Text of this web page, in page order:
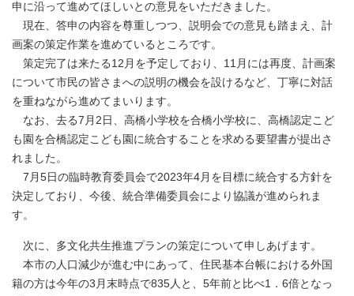
申に沿って進めてほしいとの意見をいただきました。
現在、答申の内容を尊重しつつ、説明会での意見も踏まえ、計
画案の策定作業を進めているところです。
策定完了は来たる12月を予定しており、11月には再度、計画案
について市民の皆さまへの説明の機会を設けるなど、丁寧に対話
を重ねながら進めてまいります。
なお、去る7月2日、高橋小学校を合橋小学校に、高橋認定こど
も園を合橋認定こども園に統合することを求める要望書が提出さ
れました。
7月5日の臨時教育委員会で2023年4月を目標に統合する方針を
決定しており、今後、統合準備委員会により協議が進められま
す。
次に、多文化共生推進プランの策定について申しあげます。
本市の人口減少が進む中にあって、住民基本台帳における外国
籍の方は今年の3月末時点で835人と、5年前と比べ1．6倍となっ